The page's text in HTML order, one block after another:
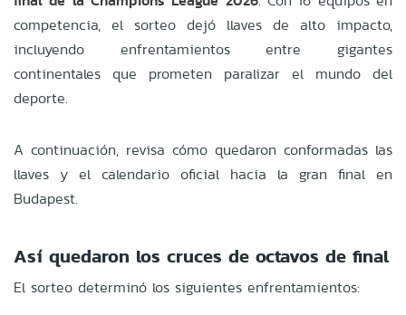
competencia, el sorteo dejó llaves de alto impacto,
incluyendo enfrentamientos entre gigantes
continentales que prometen paralizar el mundo del
deporte.
A continuación, revisa cómo quedaron conformadas las
llaves y el calendario oficial hacia la gran final en
Budapest.
Así quedaron los cruces de octavos de final
El sorteo determinó los siguientes enfrentamientos: